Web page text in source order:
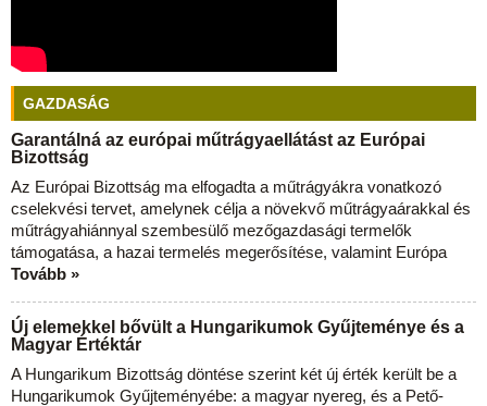
GAZDASÁG
Garantálná az európai műtrágyaellátást az Európai
Bizottság
Az Európai Bizottság ma elfogadta a műtrágyákra vonatkozó
cselekvési tervet, amelynek célja a növekvő műtrágyaárakkal és
műtrágyahiánnyal szembesülő mezőgazdasági termelők
támogatása, a hazai termelés megerősítése, valamint Európa
Tovább »
Új elemekkel bővült a Hungarikumok Gyűjteménye és a
Magyar Értéktár
A Hungarikum Bizottság döntése szerint két új érték került be a
Hungarikumok Gyűjteményébe: a magyar nyereg, és a Pető-